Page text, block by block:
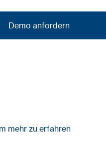
Demo anfordern
mehr zu erfahren